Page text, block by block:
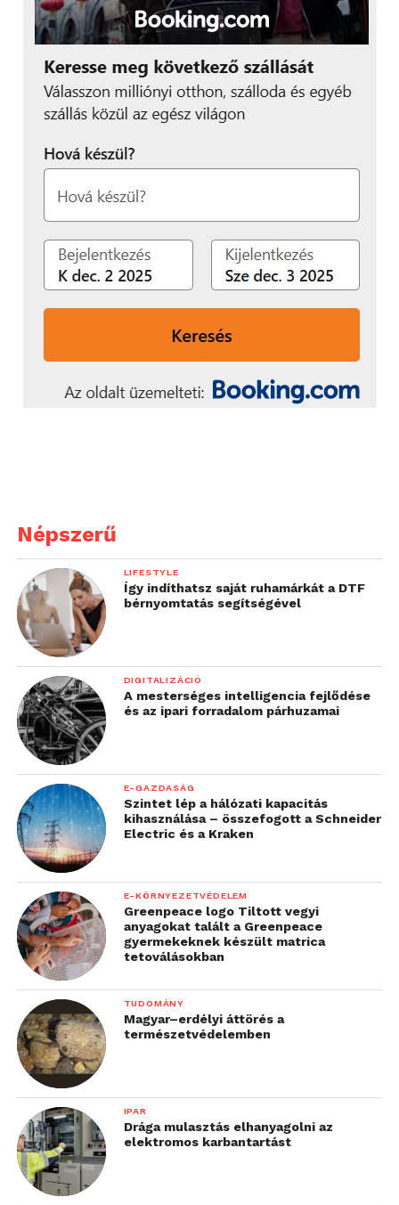
2025. január 15-ig várja a jelentkezőket. A résztvevők
azt követően egy webinár-sorozat előadásain
keresztül nemcsak az EOS Project Controls
képességeivel, hanem az alapul szolgáló
módszertannal is megismerkednek. A vállalatoknak
ehhez nem kell elkötelezniük magukat a
erről döntenek, akkor jelentős kedvezményt kapnak.
Népszerű
LIFESTYLE
Így indíthatsz saját ruhamárkát a DTF
bérnyomtatás segítségével
DIGITALIZÁCIÓ
A mesterséges intelligencia fejlődése
és az ipari forradalom párhuzamai
E-GAZDASÁG
Szintet lép a hálózati kapacitás
kihasználása – összefogott a Schneider
Electric és a Kraken
E-KÖRNYEZETVÉDELEM
Greenpeace logo Tiltott vegyi
anyagokat talált a Greenpeace
gyermekeknek készült matrica
tetoválásokban
TUDOMÁNY
Magyar–erdélyi áttörés a
természetvédelemben
IPAR
Drága mulasztás elhanyagolni az
elektromos karbantartást